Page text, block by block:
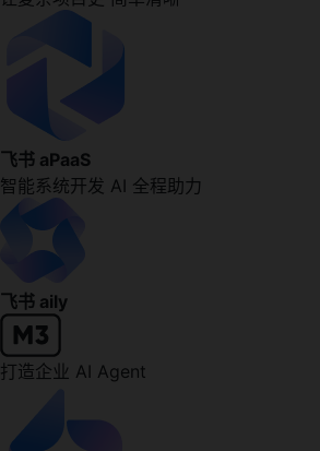
飞书 aPaaS
智能系统开发 AI 全程助力
飞书 aily
打造企业 AI Agent